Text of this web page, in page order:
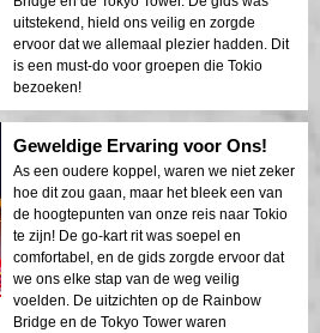
uitstekend, hield ons veilig en zorgde
ervoor dat we allemaal plezier hadden. Dit
is een must-do voor groepen die Tokio
bezoeken!
Geweldige Ervaring voor Ons!
As een oudere koppel, waren we niet zeker
hoe dit zou gaan, maar het bleek een van
de hoogtepunten van onze reis naar Tokio
te zijn! De go-kart rit was soepel en
comfortabel, en de gids zorgde ervoor dat
we ons elke stap van de weg veilig
voelden. De uitzichten op de Rainbow
Bridge en de Tokyo Tower waren